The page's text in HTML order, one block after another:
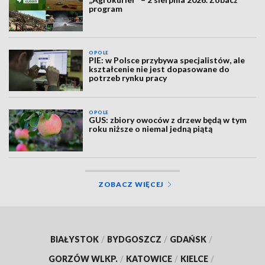
program
OPOLE
PIE: w Polsce przybywa specjalistów, ale
kształcenie nie jest dopasowane do
potrzeb rynku pracy
OPOLE
GUS: zbiory owoców z drzew będą w tym
roku niższe o niemal jedną piątą
ZOBACZ WIĘCEJ
BIAŁYSTOK / BYDGOSZCZ / GDAŃSK /
GORZÓW WLKP. / KATOWICE / KIELCE /